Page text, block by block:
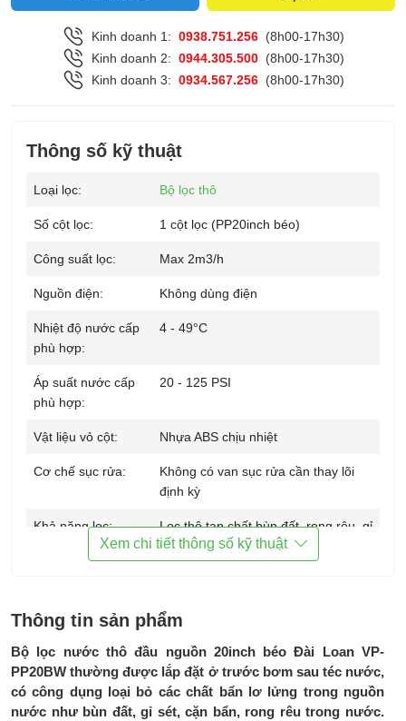
Kinh doanh 1: 0938.751.256 (8h00-17h30)
Kinh doanh 2: 0944.305.500 (8h00-17h30)
Kinh doanh 3: 0934.567.256 (8h00-17h30)
Thông tin sản phẩm
Bộ lọc nước thô đầu nguồn 20inch béo Đài Loan VP-
PP20BW thường được lắp đặt ở trước bơm sau téc nước,
có công dụng loại bỏ các chất bẩn lơ lửng trong nguồn
nước như bùn đất, gỉ sét, cặn bẩn, rong rêu trong nước.
Thông số kỹ thuật
Loại lọc: Bộ lọc thô
Số cột lọc: 1 cột lọc (PP20inch béo)
Công suất lọc: Max 2m3/h
Nguồn điện: Không dùng điện
Nhiệt độ nước cấp
phù hợp:
4 - 49°C
Áp suất nước cấp
phù hợp:
20 - 125 PSI
Vật liệu vỏ cột: Nhựa ABS chịu nhiệt
Cơ chế sục rửa:
Không có van sục rửa cần thay lõi
định kỳ
Khả năng lọc:
Lọc thô tạp chất bùn đất, rong rêu, gỉ
sét, hạt lơ lửng... có kích thước >5
micron
Khung inox:
Tủ điện điều khiển: Chưa bao gồm
Thương hiệu: CCK
Xem chi tiết thông số kỹ thuật